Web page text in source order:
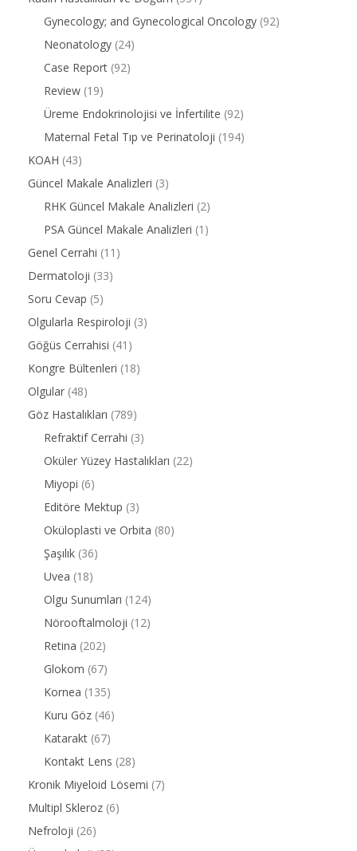
Gynecology; and Gynecological Oncology (92)
Neonatology (24)
Case Report (92)
Review (19)
Üreme Endokrinolojisi ve İnfertilite (92)
Maternal Fetal Tıp ve Perinatoloji (194)
KOAH (43)
Güncel Makale Analizleri (3)
RHK Güncel Makale Analizleri (2)
PSA Güncel Makale Analizleri (1)
Genel Cerrahi (11)
Dermatoloji (33)
Soru Cevap (5)
Olgularla Respiroloji (3)
Göğüs Cerrahisi (41)
Kongre Bültenleri (18)
Olgular (48)
Göz Hastalıkları (789)
Refraktif Cerrahi (3)
Oküler Yüzey Hastalıkları (22)
Miyopi (6)
Editöre Mektup (3)
Oküloplasti ve Orbita (80)
Şaşılık (36)
Uvea (18)
Olgu Sunumları (124)
Nörooftalmoloji (12)
Retina (202)
Glokom (67)
Kornea (135)
Kuru Göz (46)
Katarakt (67)
Kontakt Lens (28)
Kronik Miyeloid Lösemi (7)
Multipl Skleroz (6)
Nefroloji (26)